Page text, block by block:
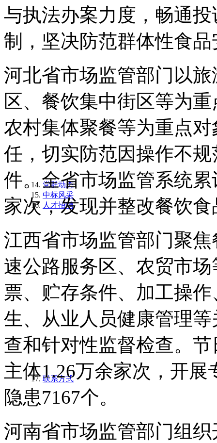
党群动态
中标风采
人才招聘
联系方式
与执法办案力度，畅通
制，坚决防范群体性食
河北省市场监管部门以
区、餐饮集中街区等为
农村集体聚餐等为重点
任，切实防范因操作不
件。全省市场监管系统
家次，发现并整改餐饮
江西省市场监管部门聚
速公路服务区、农贸市
票、贮存条件、加工操
生、从业人员健康管理
查和针对性监督检查。
主体1.26万余家次，开
隐患7167个。
河南省市场监管部门组